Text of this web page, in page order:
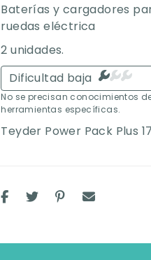
Baterías y cargadores
ruedas eléctrica
2 unidades.
Dificultad baja
No se precisan conocimientos
herramientas específicas.
Teyder Power Pack Plus